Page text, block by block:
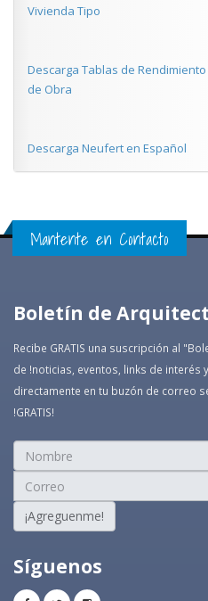
Vivienda Tipo
Descarga Tablas de
de Obra
Descarga Neufert en Español
Mantente en Contacto
Boletín de
Recibe GRATIS una suscripción al
de !noticias, eventos, links de interés
directamente en tu buzón de correo
!GRATIS!
¡Agreguenme!
Síguenos